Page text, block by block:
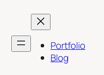
Portfolio
Blog